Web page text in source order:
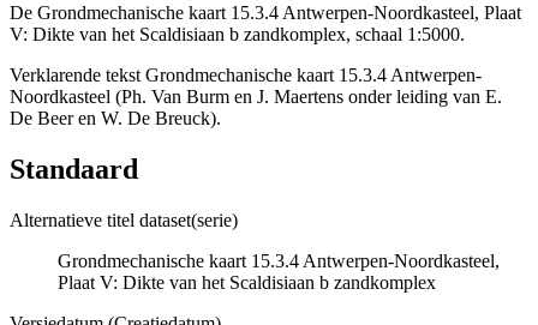
De Grondmechanische kaart 15.3.4 Antwerpen-Noordkasteel, Plaat
V: Dikte van het Scaldisiaan b zandkomplex, schaal 1:5000.
Verklarende tekst Grondmechanische kaart 15.3.4 Antwerpen-
Noordkasteel (Ph. Van Burm en J. Maertens onder leiding van E.
De Beer en W. De Breuck).
Standaard
Alternatieve titel dataset(serie)
Grondmechanische kaart 15.3.4 Antwerpen-Noordkasteel,
Plaat V: Dikte van het Scaldisiaan b zandkomplex